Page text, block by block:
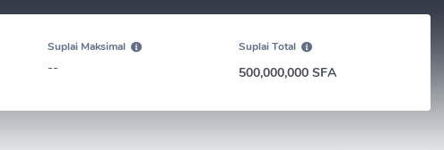
Suplai Maksimal
--
Suplai Total
500,000,000 SFA